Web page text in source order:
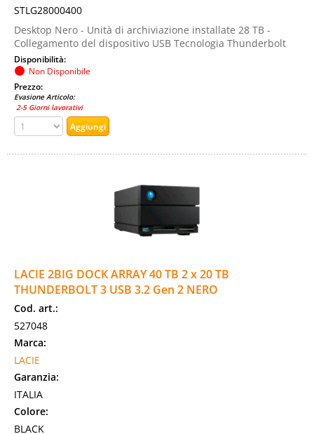
STLG28000400
Desktop Nero - Unità di archiviazione installate 28 TB -
Collegamento del dispositivo USB Tecnologia Thunderbolt
Disponibilità:
Non Disponibile
Prezzo:
Evasione Articolo:
2-5 Giorni lavorativi
LACIE 2BIG DOCK ARRAY 40 TB 2 x 20 TB
THUNDERBOLT 3 USB 3.2 Gen 2 NERO
Cod. art.:
527048
Marca:
LACIE
Garanzia:
ITALIA
Colore:
BLACK